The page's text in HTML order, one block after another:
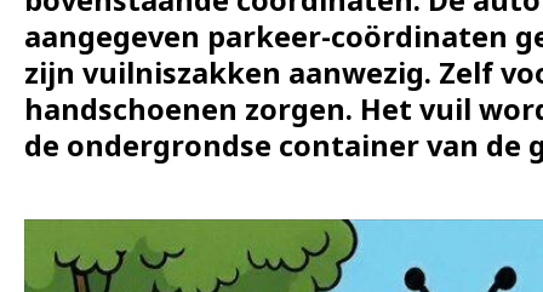
aangegeven parkeer-coördinaten
zijn vuilniszakken aanwezig. Zelf
handschoenen zorgen. Het vuil
de ondergrondse container van de